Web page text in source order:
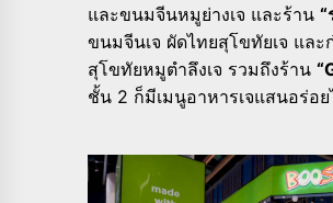
และขนมจีนหมูย่างเจ และร้าน “
ขนมจีนเจ ผัดไทยสุโขทัยเจ และ
สุโขทัยหมูตำลึงเจ รวมถึงร้าน
ชั้น 2 ก็มีเมนูอาหารเจแสนอร่อ